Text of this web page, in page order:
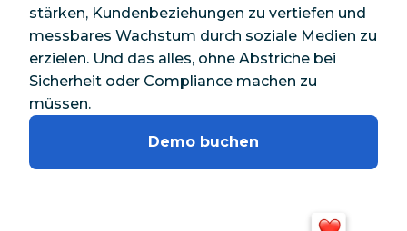
stärken, Kundenbeziehungen zu vertiefen und
messbares Wachstum durch soziale Medien zu
erzielen. Und das alles, ohne Abstriche bei
Sicherheit oder Compliance machen zu
müssen.
Demo buchen